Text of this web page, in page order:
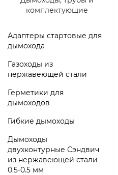
комплектующие
Адаптеры стартовые для
дымохода
Газоходы из
нержавеющей стали
Герметики для
дымоходов
Гибкие дымоходы
Дымоходы
двухконтурные Сэндвич
из нержавеющей стали
0.5-0.5 мм